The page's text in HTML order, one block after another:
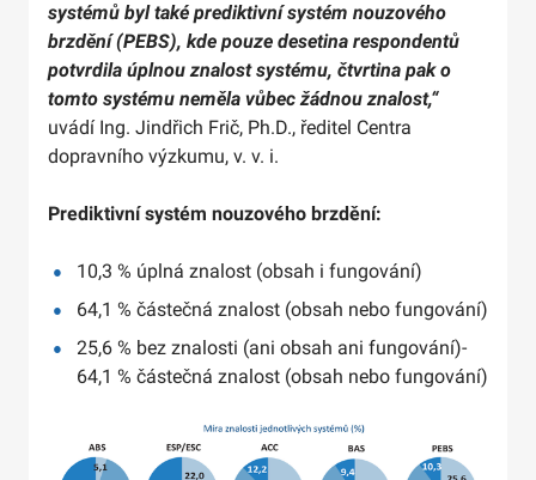
systémů byl také prediktivní systém nouzového
brzdění (PEBS), kde pouze desetina respondentů
potvrdila úplnou znalost systému, čtvrtina pak o
tomto systému neměla vůbec žádnou znalost,“
uvádí Ing. Jindřich Frič, Ph.D., ředitel Centra
dopravního výzkumu, v. v. i.
Prediktivní systém nouzového brzdění:
10,3 % úplná znalost (obsah i fungování)
64,1 % částečná znalost (obsah nebo fungování)
25,6 % bez znalosti (ani obsah ani fungování)-
64,1 % částečná znalost (obsah nebo fungování)